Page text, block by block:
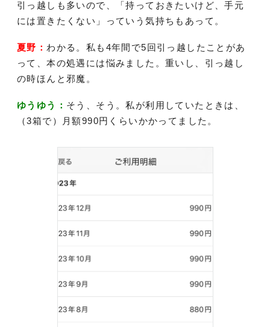
引っ越しも多いので、「持っておきたいけど、手元
には置きたくない」っていう気持ちもあって。
夏野： わかる。私も4年間で5回引っ越したことがあ
って、本の処遇には悩みました。重いし、引っ越し
の時ほんと邪魔。
ゆうゆう： そう、そう。私が利用していたときは、
（3箱で）月額990円くらいかかってました。